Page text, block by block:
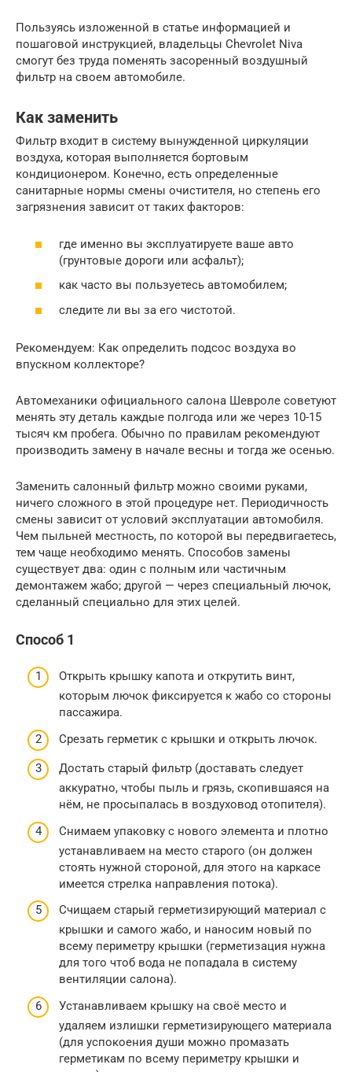
Пользуясь изложенной в статье информацией и
пошаговой инструкцией, владельцы Chevrolet Niva
смогут без труда поменять засоренный воздушный
фильтр на своем автомобиле.
Как заменить
Фильтр входит в систему вынужденной циркуляции
воздуха, которая выполняется бортовым
кондиционером. Конечно, есть определенные
санитарные нормы смены очистителя, но степень его
загрязнения зависит от таких факторов:
где именно вы эксплуатируете ваше авто
(грунтовые дороги или асфальт);
как часто вы пользуетесь автомобилем;
следите ли вы за его чистотой.
Рекомендуем: Как определить подсос воздуха во
впускном коллекторе?
Автомеханики официального салона Шевроле советуют
менять эту деталь каждые полгода или же через 10-15
тысяч км пробега. Обычно по правилам рекомендуют
производить замену в начале весны и тогда же осенью.
Заменить салонный фильтр можно своими руками,
ничего сложного в этой процедуре нет. Периодичность
смены зависит от условий эксплуатации автомобиля.
Чем пыльней местность, по которой вы передвигаетесь,
тем чаще необходимо менять. Способов замены
существует два: один с полным или частичным
демонтажем жабо; другой — через специальный лючок,
сделанный специально для этих целей.
Способ 1
Открыть крышку капота и открутить винт,
которым лючок фиксируется к жабо со стороны
пассажира.
Срезать герметик с крышки и открыть лючок.
Достать старый фильтр (доставать следует
аккуратно, чтобы пыль и грязь, скопившаяся на
нём, не просыпалась в воздуховод отопителя).
Снимаем упаковку с нового элемента и плотно
устанавливаем на место старого (он должен
стоять нужной стороной, для этого на каркасе
имеется стрелка направления потока).
Счищаем старый герметизирующий материал с
крышки и самого жабо, и наносим новый по
всему периметру крышки (герметизация нужна
для того чтоб вода не попадала в систему
вентиляции салона).
Устанавливаем крышку на своё место и
удаляем излишки герметизирующего материала
(для успокоения души можно промазать
герметикам по всему периметру крышки и